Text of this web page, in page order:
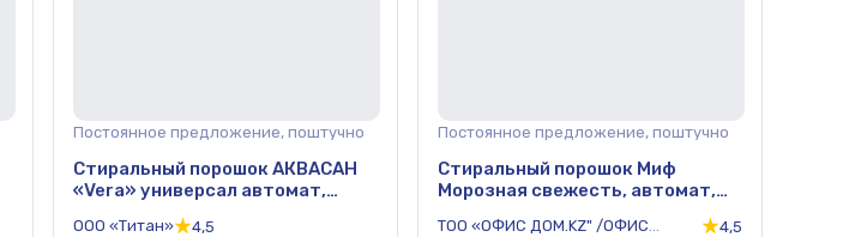
Постоянное предложение, поштучно
Стиральный порошок АКВАСАН
«Vera» универсал автомат,
ООО «Титан»
4,5
Постоянное предложение, поштучно
Стиральный порошок Миф
Морозная свежесть, автомат,
ТОО «ОФИС ДОМ.KZ" /ОФИС
4,5